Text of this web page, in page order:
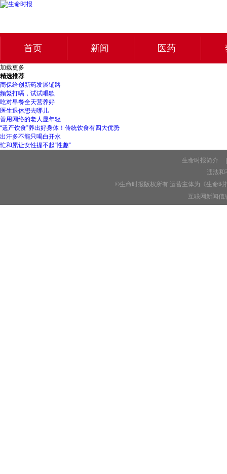
首页 新闻 医药
加载更多
精选推荐
商保给创新药发展铺路
频繁打嗝，试试唱歌
吃对早餐全天营养好
医生退休想去哪儿
善用网络的老人显年轻
“遗产饮食”养出好身体！传统饮食有四大优势
出汗多不能只喝白开水
忙和累让女性提不起“性趣”
生命时报简介
违法和
©生命时报版权所有 运营主体为《生命
互联网新闻信